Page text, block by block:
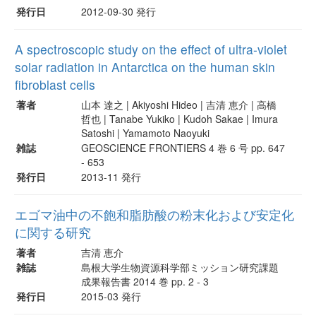
発行日
2012-09-30 発行
A spectroscopic study on the effect of ultra-violet
solar radiation in Antarctica on the human skin
fibroblast cells
著者
山本 達之 | Akiyoshi Hideo | 吉清 恵介 | 高橋
哲也 | Tanabe Yukiko | Kudoh Sakae | Imura
Satoshi | Yamamoto Naoyuki
雑誌
GEOSCIENCE FRONTIERS 4 巻 6 号 pp. 647
- 653
発行日
2013-11 発行
エゴマ油中の不飽和脂肪酸の粉末化および安定化
に関する研究
著者
吉清 恵介
雑誌
島根大学生物資源科学部ミッション研究課題
成果報告書 2014 巻 pp. 2 - 3
発行日
2015-03 発行